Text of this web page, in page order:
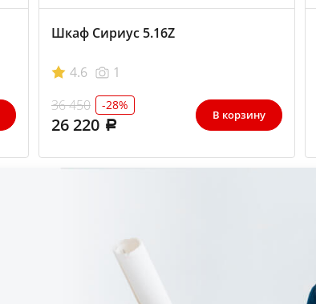
Шкаф Сириус 5.16Z
4.6
1
36 450
-28%
26 220 В корзину